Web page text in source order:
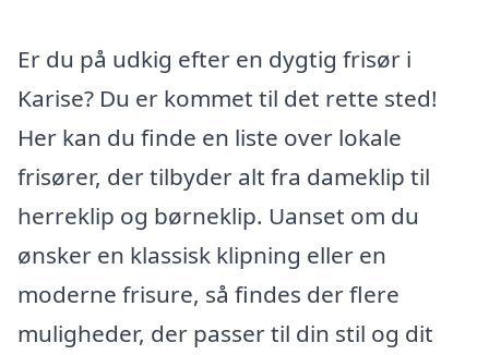
Er du på udkig efter en dygtig frisør i
Karise? Du er kommet til det rette sted!
Her kan du finde en liste over lokale
frisører, der tilbyder alt fra dameklip til
herreklip og børneklip. Uanset om du
ønsker en klassisk klipning eller en
moderne frisure, så findes der flere
muligheder, der passer til din stil og dit